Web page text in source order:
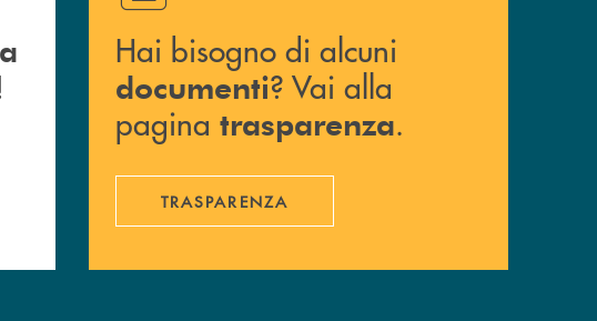
ritardo e comunque, al più tardi, entro un mese dal ricevimento della
tenuto conto della complessità e del numero delle richieste.
Hai bisogno di alcuni
documenti? Vai alla
pagina trasparenza.
TRASPARENZA